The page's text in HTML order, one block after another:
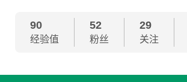
90
经验值
52
粉丝
29
关注